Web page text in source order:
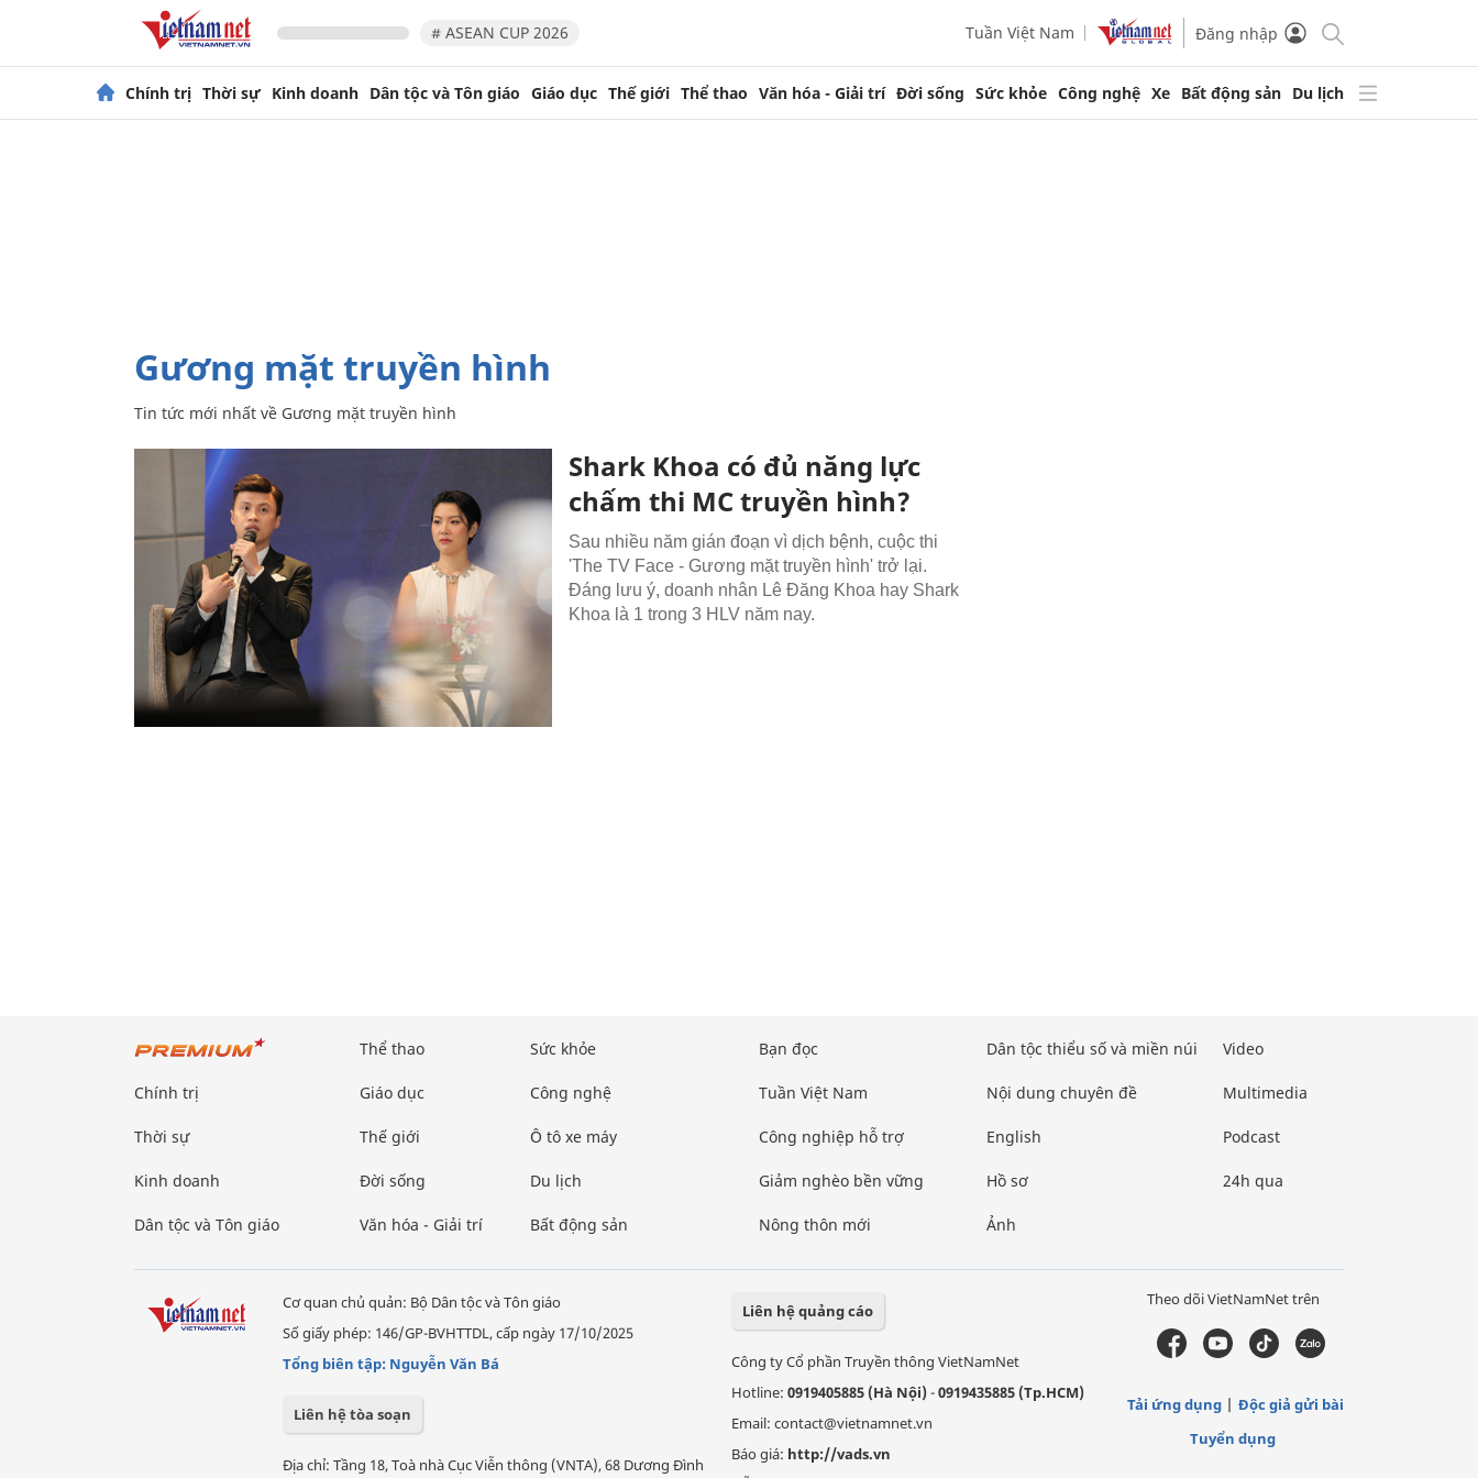
# ASEAN CUP 2026 Tuần Việt Nam Đăng nhập
Chính trị Thời sự Kinh doanh Dân tộc và Tôn giáo Giáo dục Thế giới Thể thao Văn hóa - Giải trí Đời sống Sức khỏe Công nghệ Xe Bất động sản Du lịch
Gương mặt truyền hình
Tin tức mới nhất về Gương mặt truyền hình
Shark Khoa có đủ năng lực
chấm thi MC truyền hình?
Sau nhiều năm gián đoạn vì dịch bệnh, cuộc thi
'The TV Face - Gương mặt truyền hình' trở lại.
Đáng lưu ý, doanh nhân Lê Đăng Khoa hay Shark
Khoa là 1 trong 3 HLV năm nay.
Chính trị
Thời sự
Kinh doanh
Dân tộc và Tôn giáo
Thể thao
Giáo dục
Thế giới
Đời sống
Văn hóa - Giải trí
Sức khỏe
Công nghệ
Ô tô xe máy
Du lịch
Bất động sản
Bạn đọc
Tuần Việt Nam
Công nghiệp hỗ trợ
Giảm nghèo bền vững
Nông thôn mới
Dân tộc thiểu số và miền núi
Nội dung chuyên đề
English
Hồ sơ
Ảnh
Video
Multimedia
Podcast
24h qua
Cơ quan chủ quản: Bộ Dân tộc và Tôn giáo
Số giấy phép: 146/GP-BVHTTDL, cấp ngày 17/10/2025
Tổng biên tập: Nguyễn Văn Bá
Liên hệ tòa soạn
Địa chỉ: Tầng 18, Toà nhà Cục Viễn thông (VNTA), 68 Dương Đình
Liên hệ quảng cáo
Công ty Cổ phần Truyền thông VietNamNet
Hotline: 0919405885 (Hà Nội)-0919435885 (Tp.HCM)
Email: contact@vietnamnet.vn
Báo giá: http://vads.vn
Theo dõi VietNamNet trên
Tải ứng dụng
Độc giả gửi bài
Tuyển dụng